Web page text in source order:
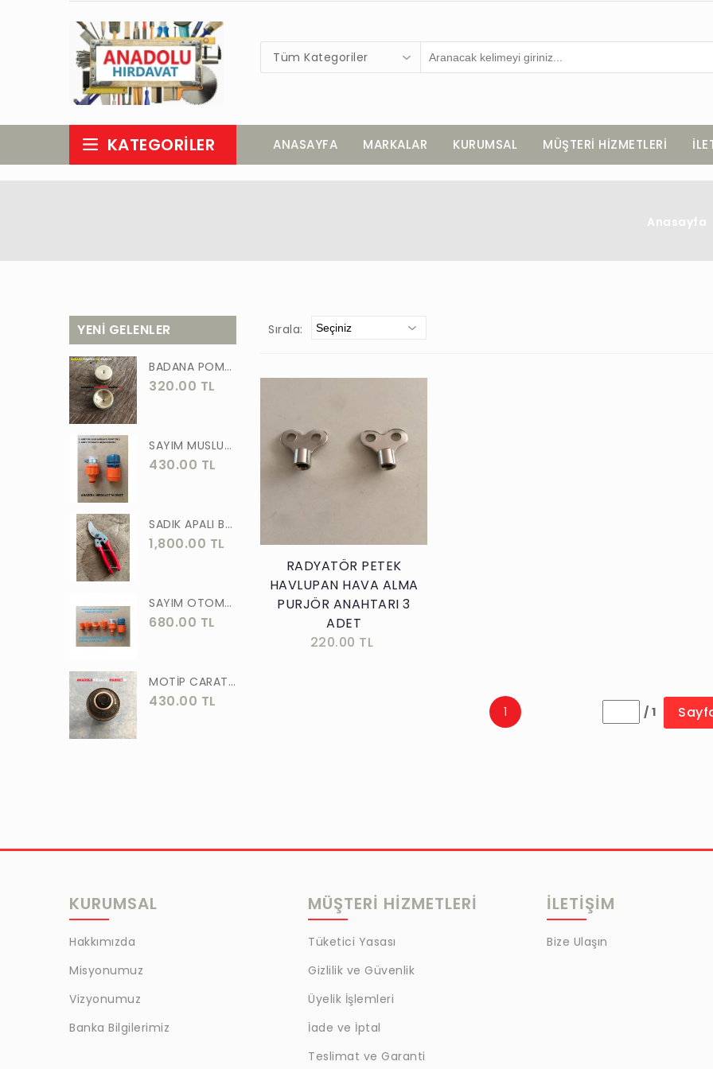
Tüm Kategoriler
KATEGORILER ANASAYFA MARKALAR KURUMSAL MÜŞTERİ HİZMETLERİ
Anasayfa
YENİ GELENLER
BADANA POMPA UCU PİRİNÇ BADANA POMPASI YAYLI BAŞLIK UÇ 1 ADET
320.00 TL
SAYIM MUSLUK BAĞLANTI ADAPTÖRÜ VE OTOMATİK 2 Lİ SET ADAPTÖR
430.00 TL
SADIK APALI BAĞ BUDAMA MAKASI BİTKİ BUDAMA MAKASI EL YAPIMI
1,800.00 TL
SAYIM OTOMATİK MUSLUK VE BATARYA BAGLANTI ADAPTÖRÜ 6 PARÇA SET
680.00 TL
MOTİP CARAT 400 ML SPREY BOYA SİYAH GRİ ANTRASİT KOYU RENK 7016
430.00 TL
Sırala:
RADYATÖR PETEK
HAVLUPAN HAVA ALMA
PURJÖR ANAHTARI 3
ADET
220.00 TL
1 / 1
KURUMSAL
Hakkımızda
Misyonumuz
Vizyonumuz
Banka Bilgilerimiz
MÜŞTERİ HİZMETLERİ
Tüketici Yasası
Gizlilik ve Güvenlik
Üyelik İşlemleri
İade ve İptal
Teslimat ve Garanti
İLETİŞİM
Bize Ulaşın